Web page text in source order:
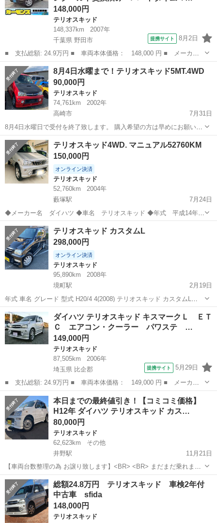
148,000円
テリオスキッド
148,337km
2007年
千葉県 野田市
提携サイト 8月2日
■ 支払総額: 24.9万円 ■ 車両本体価格： 148,000 円 ■ メーカー
名： ダイハツ ■ 車種名： テリオスキッド ■ グレード名： カ
スタムＬ タイミングベルト交換済み パートタイム４ＷＤ 純正Ｃ
Ｄ キーレス...
千葉 野田市 テリオスキッド
8月4日水曜まで！テリオスキッド5MT.4WD
90,000円
テリオスキッド
74,761km
2002年
高崎市
7月31日
8月4日水曜日で受付を終了致します。 購入希望の方は早めにお願い致
します。 平成14年 74761km 赤(屋根焼け有り) 5MT 4WD 別途55000
円〜車検2年取得可能です！ そのままの引き渡しも可能です！ 現車
確...
群馬 高崎市 テリオスキッド
テリオスキッド4WD. マニュアル52760KM
150,000円
オンライン決済
テリオスキッド
52,760km
2004年
藪塚駅
7月24日
◆メーカー名 ダイハツ ◆車名 テリオスキッド ◆年式 平成14年式
◆型式 TA-J111GD ◆排気量 650CC ◆ボディカラー シルバー ◆走行
距離 52760km ◆駆動方式 4WD ◆車検 令和3年11月1...
群馬 太田市 藪塚駅 テリオスキッド
テリオスキッド カスタムL
298,000円
オンライン決済
テリオスキッド
95,890km
2008年
境町駅
2月19日
年式 車名 グレード 型式 H20/4 4(2008) テリオスキッド カスタムL
J131G シフト エアコン 装備 FAT AC PS PW AW エアB ABS 外装色
色替 燃料 排気量 ブラック ガソリ...
群馬 伊勢崎市 テリオスキッド エンジン
ダイハツ テリオスキッド キスマークＬ ＥＴ
Ｃ エアコン・クーラー パワステ …
149,000円
テリオスキッド
87,505km
2006年
埼玉県 比企郡
提携サイト 5月29日
■ 支払総額: 24.9万円 ■ 車両本体価格： 149,000 円 ■ メーカー
名： ダイハツ ■ 車種名： テリオスキッド ■ グレード名： キ
スマークＬ ＥＴＣ エアコン・クーラー パワステ アルミホイー
ル パワーウ...
埼玉 比企郡 テリオスキッド
本日までの最終値引き！【コミコミ価格】
H12年 ダイハツ テリオスキッド カス…
80,000円
テリオスキッド
62,623km
その他
井野駅
11月21日
【車両台数整理の為 お譲り致します】<BR> <BR> まだまだ乗れま
す！<BR> <BR> ・車検R3.8.24まで！<BR> ・4WD！<BR> ・フロン
トフォグ！<BR> ・走行6万KM台！<...
群馬 高崎市 井野駅 テリオスキッド 走行距離
総額24.8万円 テリオスキッド 車検2年付
中古車 sfida
148,000円
テリオスキッド